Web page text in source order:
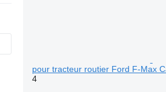
pour tracteur routier Ford F-Max
4